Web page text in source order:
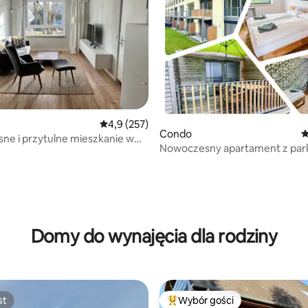
liczba recenzji: 117
Średnia ocena: 4,9 na 5, liczba recenzji: 257
4,9 (257)
i przytulne mieszkanie w
Condo
Nowoczesny apartament z
Domy do wynajęcia dla rodziny
Wybór gości